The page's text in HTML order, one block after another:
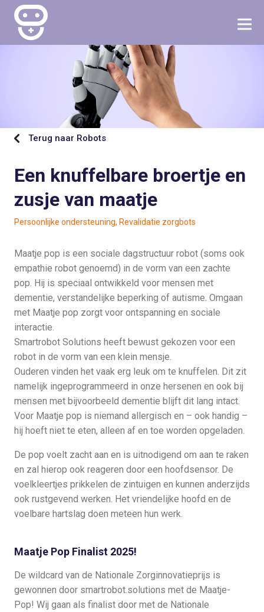
Terug naar Robots
Een knuffelbare broertje en
zusje van maatje
Persoonlijke ondersteuning, Revalidatie zorgbots
Maatje pop is een sociale dagstructuur robot (soms ook
empathie robot genoemd) in de vorm van een zachte
pop. Hij is speciaal ontwikkeld voor mensen met
dementie, verstandelijke beperking of autisme. Omgaan
met Maatje pop zorgt voor ontspanning en sociale
interactie.
Smartrobot Solutions heeft bewust gekozen voor een
robot in de vorm van een klein mensje.
Ouderen vinden het vaak erg leuk om te knuffelen. Dit zit
namelijk ingeprogrammeerd in onze hersenen en ook bij
mensen met bijvoorbeeld dementie blijft dit lang intact.
Voor Maatje pop is niemand allergisch en – ook handig –
hij hoeft niet te eten, alleen af en toe worden opgeladen.
De pop voelt zacht aan en is uitnodigend om aan te raken
en zal hierop ook reageren door een hoofdsensor. De
voelkleertjes prikkelen de zintuigen en kunnen anderzijds
ook rustgevend werken. Het vriendelijke hoofd en de
voelbare hartslag doen meteen hun werk.
Maatje Pop Finalist 2025!
De wildcard van de Nationale Zorginnovatieprijs is
gewonnen door smartrobot.solutions met de Maatje-
Pop! Wij gaan als finalist door met de Nationale